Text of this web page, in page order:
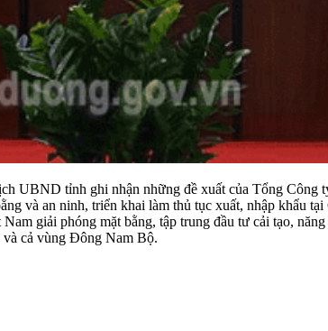
UBND tỉnh ghi nhận những đề xuất của Tổng Công
và an ninh, triển khai làm thủ tục xuất, nhập khẩu
giải phóng mặt bằng, tập trung đầu tư cải tạo,
và cả vùng Đông Nam Bộ.